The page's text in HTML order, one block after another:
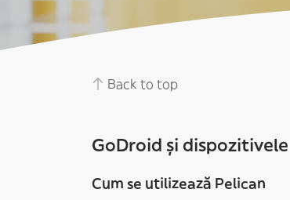
Back to top
GoDroid și dispozitivele
Cum se utilizează Pelican